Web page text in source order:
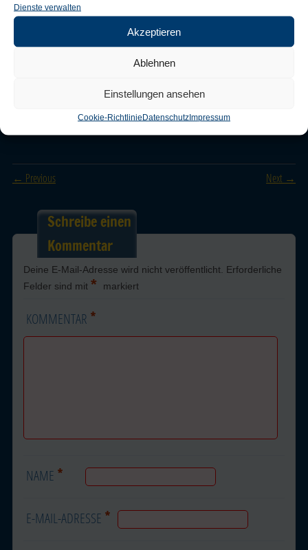
Dienste verwalten
Akzeptieren
Ablehnen
Einstellungen ansehen
Cookie-RichtlinieDatenschutzImpressum
← Previous Next →
Schreibe einen
Kommentar
Deine E-Mail-Adresse wird nicht veröffentlicht. Erforderliche
Felder sind mit * markiert
KOMMENTAR *
NAME *
E-MAIL-ADRESSE *